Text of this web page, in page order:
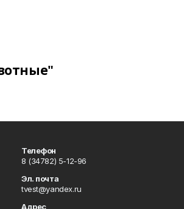
Телефон
8 (34782) 5-12-96
Эл. почта
tvest@yandex.ru
Адрес